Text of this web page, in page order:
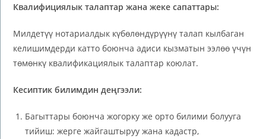
Квалифициялык талаптар жана жеке сапаттары:
Милдетүү нотариалдык күбөлөндүрүүнү талап кылбаган
келишимдерди катто боюнча адиси кызматын ээлөө үчүн
төмөнкү квалификациялык талаптар коюлат.
Кесиптик билимдин деңгээли:
Багыттары боюнча жогорку же орто билими болууга
тийиш: жерге жайгаштыруу жана кадастр,